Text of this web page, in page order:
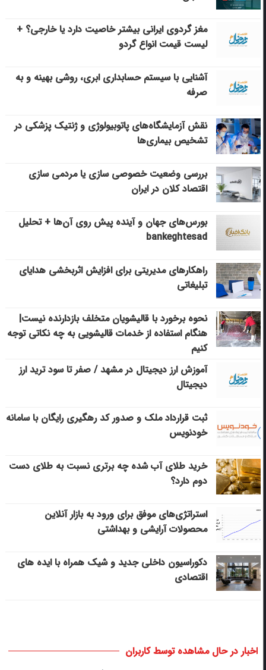
مغز گردوی ایرانی بیشتر خاصیت دارد یا خارجی؟ +
لیست قیمت انواع گردو
آشنایی با سیستم حسابداری ابری، روشی بهینه و به
صرفه
نقش آزمایشگاه‌های پاتوبیولوژی و ژنتیک پزشکی در
تشخیص بیماری‌ها
بررسی وضعیت خصوصی سازی یا مردمی سازی
اقتصاد کلان در ایران
بورس‌های جهان و آینده پیش روی آن‌ها + تحلیل
bankeghtesad
راهکارهای مدیریتی برای افزایش اثربخشی هدایای
تبلیغاتی
نحوه برخورد با قالیشویان متخلف بازدارنده نیست|
هنگام استفاده از خدمات قالیشویی به چه نکاتی توجه
کنیم
آموزش ارز دیجیتال در مشهد / صفر تا سود ترید ارز
دیجیتال
ثبت قرارداد ملک و صدور کد رهگیری رایگان با سامانه
خودنویس
خرید طلای آب شده چه برتری نسبت به طلای دست
دوم دارد؟
استراتژی‌های موفق برای ورود به بازار آنلاین
محصولات آرایشی و بهداشتی
دکوراسیون داخلی جدید و شیک همراه با ایده های
اقتصادی
اخبار در حال مشاهده توسط کاربران